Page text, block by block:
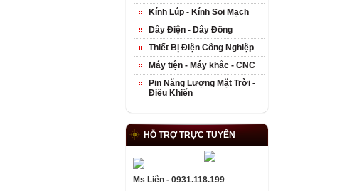
Kính Lúp - Kính Soi Mạch
Dây Điện - Dây Đồng
Thiết Bị Điện Công Nghiệp
Máy tiện - Máy khắc - CNC
Pin Năng Lượng Mặt Trời -
Điều Khiển
HỖ TRỢ TRỰC TUYẾN
Ms Liên - 0931.118.199